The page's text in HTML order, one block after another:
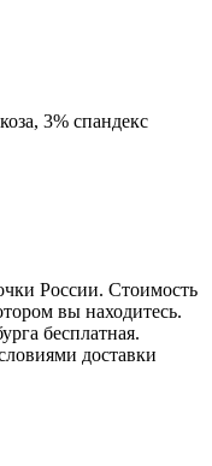
3% спандекс
России. Стоимость
вы находитесь.
бесплатная.
доставки